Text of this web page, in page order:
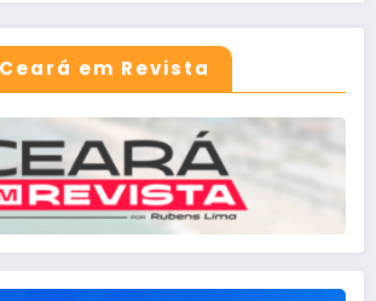
em Revista